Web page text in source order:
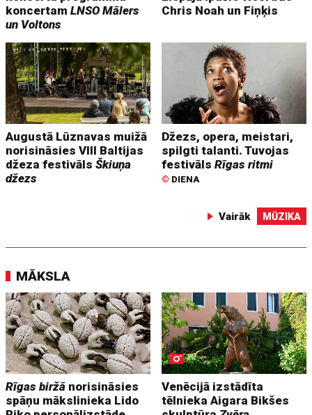
koncertamLNSO Mālers
un Voltons
Chris Noah un Fiņķis
Augustā Lūznavas muižā
norisināsies VIII Baltijas
džeza festivālsŠkiuņa
džezs
Džezs, opera, meistari,
spilgti talanti. Tuvojas
festivālsRīgas ritmi
© DIENA
Vairāk MŪZIKA
MĀKSLA
Rīgas biržā norisināsies
spāņu mākslinieka Lido
Venēcijā izstādīta
tēlnieka Aigara Bikšes